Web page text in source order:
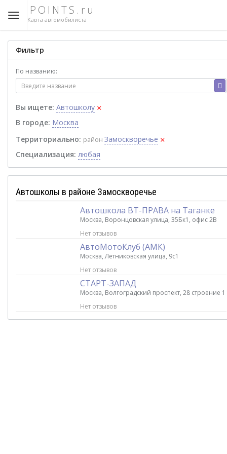
POINTS.ru
Карта автомобилиста
Фильтр
По названию:
Вы ищете: Автошколу ×
В городе: Москва
Территориально: район Замоскворечье ×
Специализация: любая
Автошколы в районе Замоскворечье
Автошкола ВТ-ПРАВА на Таганке
Москва, Воронцовская улица, 35Бк1, офис 2В
Нет отзывов
АвтоМотоКлуб (АМК)
Москва, Летниковская улица, 9с1
Нет отзывов
СТАРТ-ЗАПАД
Москва, Волгоградский проспект, 28 строение 1
Нет отзывов